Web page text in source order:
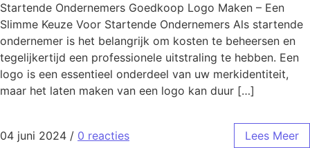
Startende Ondernemers Goedkoop Logo Maken – Een
Slimme Keuze Voor Startende Ondernemers Als startende
ondernemer is het belangrijk om kosten te beheersen en
tegelijkertijd een professionele uitstraling te hebben. Een
logo is een essentieel onderdeel van uw merkidentiteit,
maar het laten maken van een logo kan duur […]
04 juni 2024 / 0 reacties Lees Meer